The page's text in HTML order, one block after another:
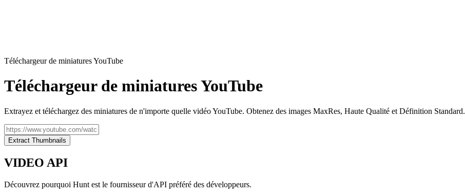
Téléchargeur de miniatures YouTube
Téléchargeur de miniatures YouTube
Extrayez et téléchargez des miniatures de n'importe quelle vidéo YouTube. Obtenez des images MaxRes, Haute Qualité et Définition Standard.
Extract Thumbnails
VIDEO API
Découvrez pourquoi Hunt est le fournisseur d'API préféré des développeurs.